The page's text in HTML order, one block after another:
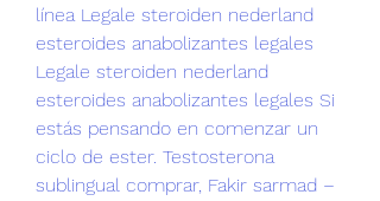
línea Legale steroiden nederland
esteroides anabolizantes legales
Legale steroiden nederland
esteroides anabolizantes legales Si
estás pensando en comenzar un
ciclo de ester. Testosterona
sublingual comprar, Fakir sarmad –